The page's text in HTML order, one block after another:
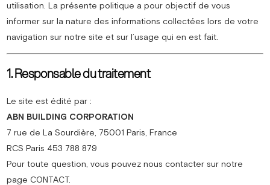
utilisation. La présente politique a pour objectif de vous
informer sur la nature des informations collectées lors de votre
navigation sur notre site et sur l’usage qui en est fait.
1. Responsable du traitement
Le site est édité par :
ABN BUILDING CORPORATION
7 rue de La Sourdière, 75001 Paris, France
RCS Paris 453 788 879
Pour toute question, vous pouvez nous contacter sur notre
page CONTACT.